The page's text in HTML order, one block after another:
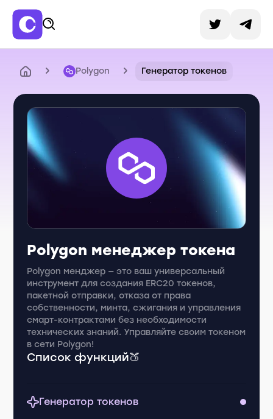
Polygon Генератор токенов
Polygon менеджер токена
Polygon менджер — это ваш универсальный
инструмент для создания ERC20 токенов,
пакетной отправки, отказа от права
собственности, минта, сжигания и управления
смарт-контрактами без необходимости
технических знаний. Управляйте своим токеном
в сети Polygon!
Список функций🍑
Генератор токенов